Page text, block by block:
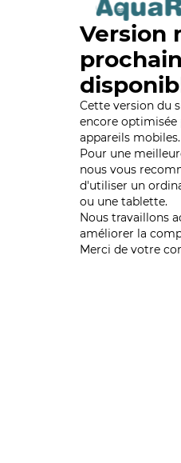
Version
Cette version du
encore optimisée
appareils mobiles.
Pour une
nous vous
d'utiliser un
ou une tablette.
Nous travaillons
améliorer la
Merci de votre